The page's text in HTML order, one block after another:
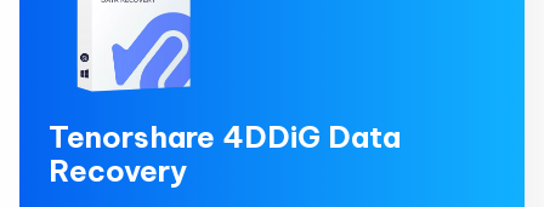
Tenorshare 4DDiG Data
Recovery